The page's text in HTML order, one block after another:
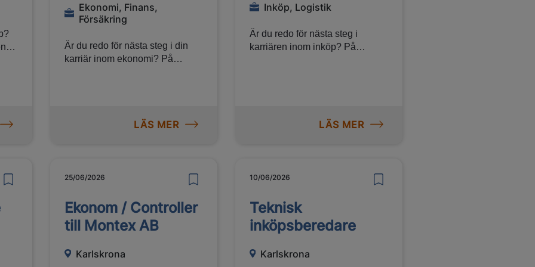
Ekonomi, Finans,
Försäkring
Är du redo för nästa steg i din
karriär inom ekonomi? På
och mindre företag i regionen. Vi
ekonomiområdet.
LÄS MER
Inköp, Logistik
Är du redo för nästa steg i
karriären inom inköp? På
arbetsgivare. Vi söker därför dig
LÄS MER
25/06/2026
Ekonom / Controller
till Montex AB
Karlskrona
10/06/2026
Teknisk
inköpsberedare
Karlskrona